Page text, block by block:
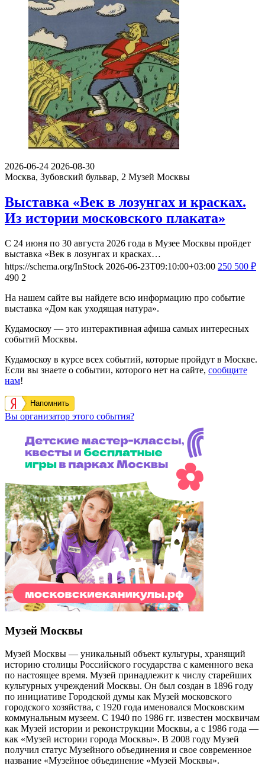
2026-06-24 2026-08-30
Москва, Зубовский бульвар, 2 Музей Москвы
Выставка «Век в лозунгах и красках.
Из истории московского плаката»
С 24 июня по 30 августа 2026 года в Музее Москвы пройдет
выставка «Век в лозунгах и красках…
https://schema.org/InStock 2026-06-23T09:10:00+03:00 250 500 ₽
490 2
На нашем сайте вы найдете всю информацию про событие
выставка «Дом как уходящая натура».
Кудамоскоу — это интерактивная афиша самых интересных
событий Москвы.
Кудамоскоу в курсе всех событий, которые пройдут в Москве.
Если вы знаете о событии, которого нет на сайте, сообщите
нам!
Напомнить
Вы организатор этого события?
Музей Москвы
Музей Москвы — уникальный объект культуры, хранящий
историю столицы Российского государства с каменного века
по настоящее время. Музей принадлежит к числу старейших
культурных учреждений Москвы. Он был создан в 1896 году
по инициативе Городской думы как Музей московского
городского хозяйства, с 1920 года именовался Московским
коммунальным музеем. С 1940 по 1986 гг. известен москвичам
как Музей истории и реконструкции Москвы, а с 1986 года —
как «Музей истории города Москвы». В 2008 году Музей
получил статус Музейного объединения и свое современное
название «Музейное объединение «Музей Москвы».